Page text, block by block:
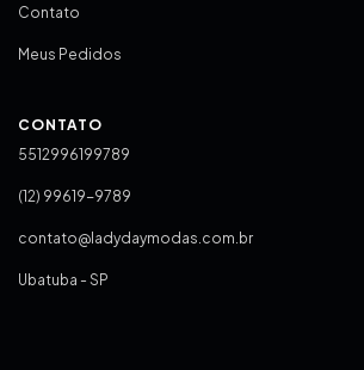
Contato
Meus Pedidos
CONTATO
5512996199789
(12) 99619-9789
contato@ladydaymodas.com.br
Ubatuba - SP